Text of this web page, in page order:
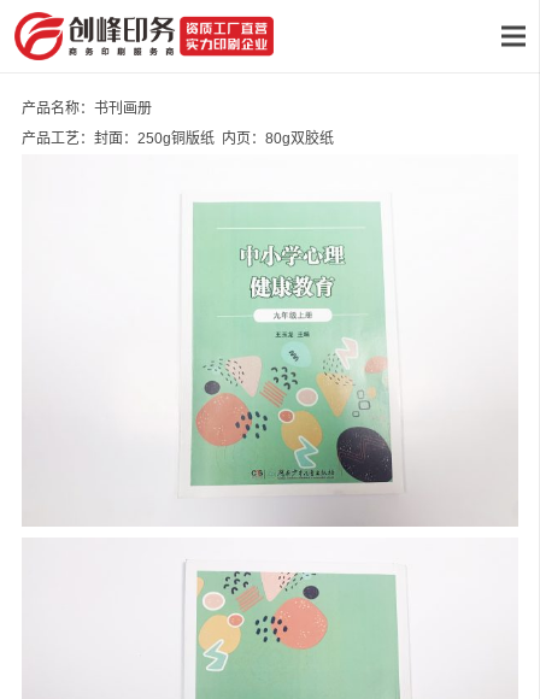
产品名称：书刊画册
产品工艺：封面：250g铜版纸 内页：80g双胶纸